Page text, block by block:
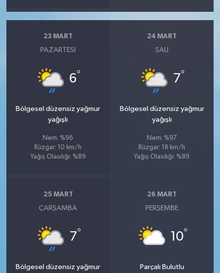
23 MART
PAZARTESI
6°
Bölgesel düzensiz yağmur
yağışlı
Nem: %96
Rüzgar: 10 km/h
Yağış Olasılığı: %89
24 MART
SALI
7°
Bölgesel düzensiz yağmur
yağışlı
Nem: %97
Rüzgar: 16 km/h
Yağış Olasılığı: %89
25 MART
ÇARŞAMBA
7°
Bölgesel düzensiz yağmur
26 MART
PERŞEMBE
10°
Parçalı Bulutlu